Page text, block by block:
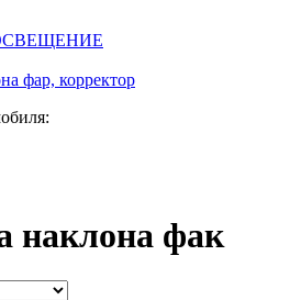
фар, корректор
наклона фак